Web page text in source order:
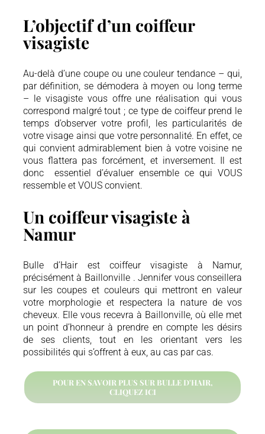
L’objectif d’un coiffeur
visagiste
Au-delà d’une coupe ou une couleur tendance – qui,
par définition, se démodera à moyen ou long terme
– le visagiste vous offre une réalisation qui vous
correspond malgré tout ; ce type de coiffeur prend le
temps d’observer votre profil, les particularités de
votre visage ainsi que votre personnalité. En effet, ce
qui convient admirablement bien à votre voisine ne
vous flattera pas forcément, et inversement. Il est
donc essentiel d’évaluer ensemble ce qui VOUS
ressemble et VOUS convient.
Un coiffeur visagiste à
Namur
Bulle d’Hair est coiffeur visagiste à Namur,
précisément à Baillonville . Jennifer vous conseillera
sur les coupes et couleurs qui mettront en valeur
votre morphologie et respectera la nature de vos
cheveux. Elle vous recevra à Baillonville, où elle met
un point d’honneur à prendre en compte les désirs
de ses clients, tout en les orientant vers les
possibilités qui s’offrent à eux, au cas par cas.
POUR EN SAVOIR PLUS SUR BULLE D'HAIR,
CLIQUEZ ICI